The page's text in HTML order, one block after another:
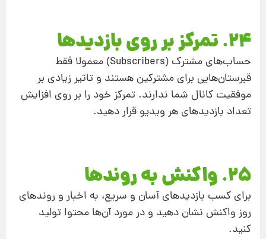
24. تمرکز بر روی بازدیدها
حساب‌های مشترک (Subscribers) معمولا فقط
قبرستان‌هایی برای مشترکین هستند و تاثیر زیادی بر
موفقیت کانال شما ندارند. تمرکز خود را بر روی افزایش
تعداد بازدیدهای هر ویدیو قرار دهید.
25. واکنش به روندها
برای کسب بازدیدهای آسان و سریع، به اخبار و روندهای
روز واکنش نشان دهید و در مورد آن‌ها محتوا تولید
کنید.